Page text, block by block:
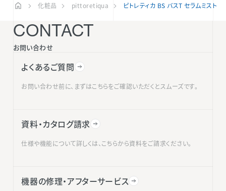
化粧品 pittoretiqua ピトレティカ BS バスT セラムミスト
CONTACT
お問い合わせ
よくあるご質問
お問い合わせ前に、まずはこちらをご確認いただくとスムーズです。
資料・カタログ請求
仕様や機能について詳しくは、こちらから資料をご請求ください。
機器の修理・アフターサービス